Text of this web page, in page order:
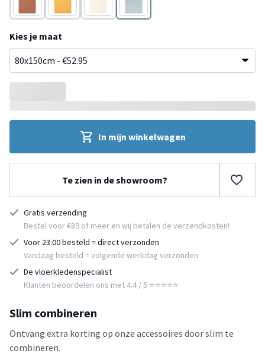
Bruin Geel Crème
Blauw
Kies je maat
In mijn winkelwagen
Te zien in de showroom?
Gratis verzending
Bestel voor €89 of meer en wij betalen de verzendkosten!
Voor 23:00 besteld = direct verzonden
Vandaag besteld = volgende werkdag verzonden
De vloerkledenspecialist
Klanten beoordelen ons met 4.4 / 5 ⭐⭐⭐⭐⭐
Slim combineren
Ontvang extra korting op onze accessoires door slim te
combineren.